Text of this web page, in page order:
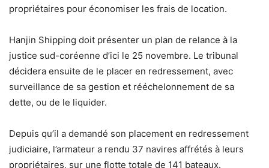
propriétaires pour économiser les frais de location.
Hanjin Shipping doit présenter un plan de relance à la
justice sud-coréenne d’ici le 25 novembre. Le tribunal
décidera ensuite de le placer en redressement, avec
surveillance de sa gestion et rééchelonnement de sa
dette, ou de le liquider.
Depuis qu’il a demandé son placement en redressement
judiciaire, l’armateur a rendu 37 navires affrétés à leurs
propriétaires, sur une flotte totale de 141 bateaux.